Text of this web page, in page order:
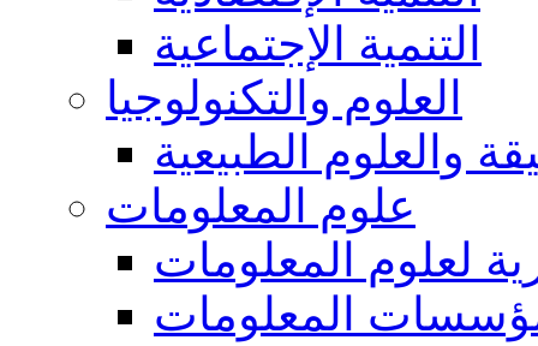
التنمية الإجتماعية
العلوم والتكنولوجيا
والعلوم الطبيعية
علوم المعلومات
لعلوم المعلومات
المعلومات